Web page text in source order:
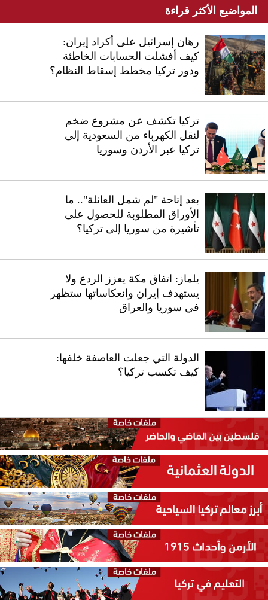
المواضيع الأكثر قراءة
رهان إسرائيل على أكراد إيران:
كيف أفشلت الحسابات الخاطئة
ودور تركيا مخطط إسقاط النظام؟
تركيا تكشف عن مشروع ضخم
لنقل الكهرباء من السعودية إلى
تركيا عبر الأردن وسوريا
بعد إتاحة "لم شمل العائلة".. ما
الأوراق المطلوبة للحصول على
تأشيرة من سوريا إلى تركيا؟
يلماز: اتفاق مكة يعزز الردع ولا
يستهدف إيران وانعكاساتها ستظهر
في سوريا والعراق
الدولة التي جعلت العاصفة خلفها:
كيف تكسب تركيا؟